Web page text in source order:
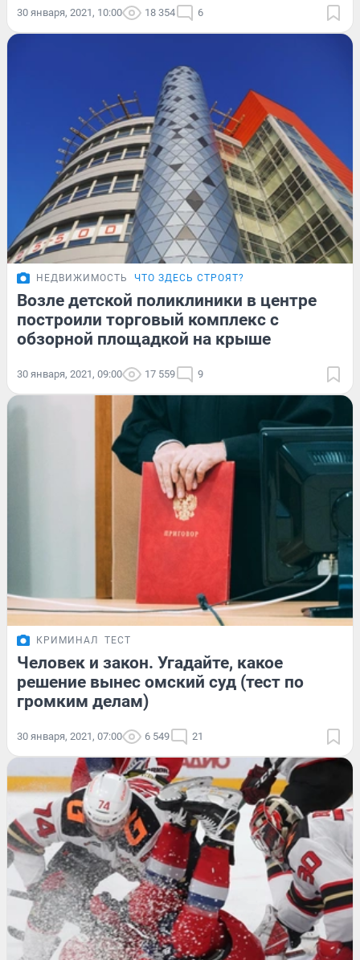
30 января, 2021, 10:00 18 354 6
НЕДВИЖИМОСТЬ ЧТО ЗДЕСЬ СТРОЯТ?
Возле детской поликлиники в центре
построили торговый комплекс с
обзорной площадкой на крыше
30 января, 2021, 09:00 17 559 9
КРИМИНАЛ ТЕСТ
Человек и закон. Угадайте, какое
решение вынес омский суд (тест по
громким делам)
30 января, 2021, 07:00 6 549 21